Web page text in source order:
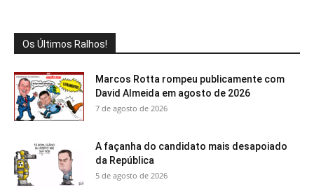
Os Últimos Ralhos!
Marcos Rotta rompeu publicamente com
David Almeida em agosto de 2026
7 de agosto de 2026
A façanha do candidato mais desapoiado
da República
5 de agosto de 2026